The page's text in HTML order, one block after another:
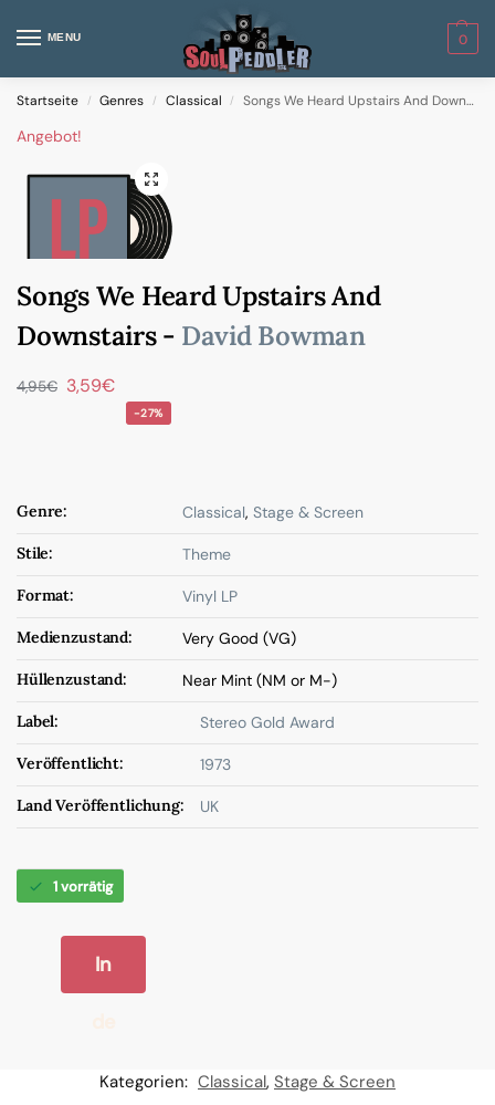
MENU 0
Startseite / Genres / Classical / Songs We Heard Upstairs And Downstairs
Angebot!
Songs We Heard Upstairs And
Downstairs - David Bowman
4,95€ 3,59€
-27%
Genre: Classical, Stage & Screen
Stile: Theme
Format: Vinyl LP
Medienzustand: Very Good (VG)
Hüllenzustand: Near Mint (NM or M-)
Label: Stereo Gold Award
Veröffentlicht: 1973
Land Veröffentlichung: UK
1 vorrätig
In
n
Kategorien: Classical, Stage & Screen